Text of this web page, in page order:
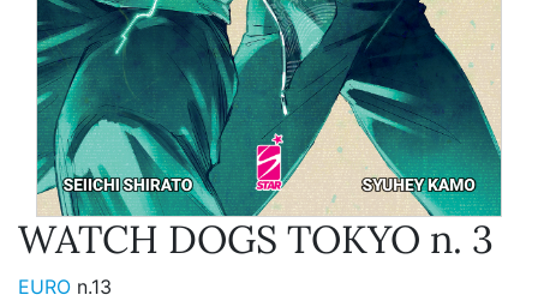
WATCH DOGS TOKYO n. 3
EURO n.13